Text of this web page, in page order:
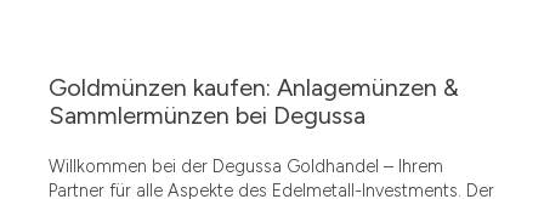
Goldmünzen kaufen: Anlagemünzen &
Sammlermünzen bei Degussa
Willkommen bei der Degussa Goldhandel – Ihrem
Partner für alle Aspekte des Edelmetall-Investments. Der